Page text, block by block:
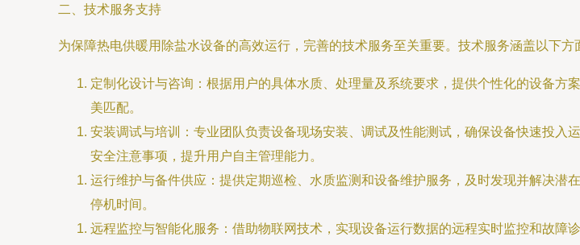
二、技术服务支持
为保障热电供暖用除盐水设备的高效运行，完善的技术服务至关重要。技术服务涵盖以下方
定制化设计与咨询：根据用户的具体水质、处理量及系统要求，提供个性化的设备
美匹配。
安装调试与培训：专业团队负责设备现场安装、调试及性能测试，确保设备快速投入
安全注意事项，提升用户自主管理能力。
运行维护与备件供应：提供定期巡检、水质监测和设备维护服务，及时发现并解决
停机时间。
远程监控与智能化服务：借助物联网技术，实现设备运行数据的远程实时监控和故